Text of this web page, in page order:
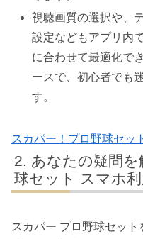
視聴画質の選択や、
設定などもアプリ内
に合わせて最適化で
ースで、初心者でも
す。
スカパー！プロ野球セッ
あなたの疑問
球セット スマホ
スカパー プロ野球セッ